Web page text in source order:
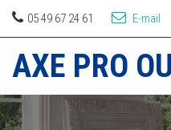
05 49 67 24 61 E-mail
AXE PRO